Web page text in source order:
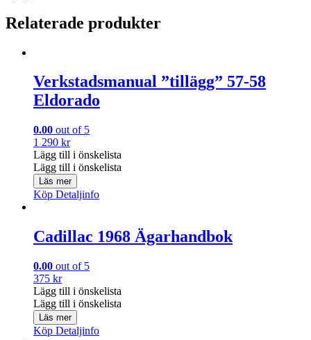
Relaterade produkter
Verkstadsmanual ”tillägg” 57-58
Eldorado
0.00 out of 5
1 290 kr
Lägg till i önskelista
Lägg till i önskelista
Läs mer
Köp Detaljinfo
Cadillac 1968 Ägarhandbok
0.00 out of 5
375 kr
Lägg till i önskelista
Lägg till i önskelista
Läs mer
Köp Detaljinfo